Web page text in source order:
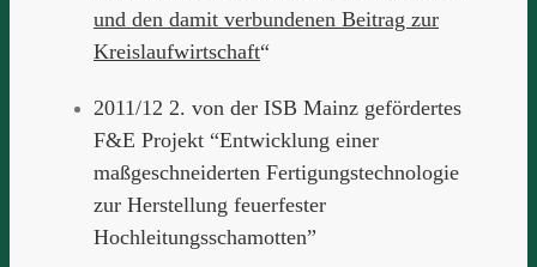
und den damit verbundenen Beitrag zur
Kreislaufwirtschaft“
2011/12 2. von der ISB Mainz gefördertes
F&E Projekt “Entwicklung einer
maßgeschneiderten Fertigungstechnologie
zur Herstellung feuerfester
Hochleitungsschamotten”